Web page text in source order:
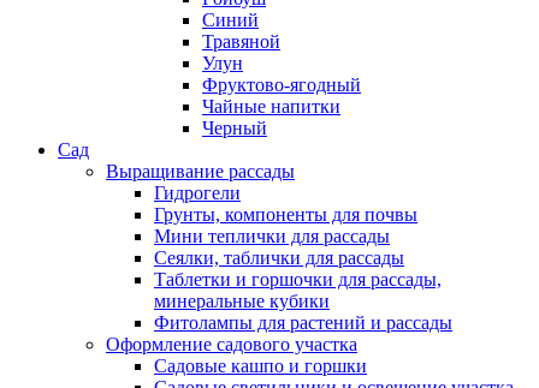
Синий
Травяной
Улун
Фруктово-ягодный
Чайные напитки
Черный
Сад
Выращивание рассады
Гидрогели
Грунты, компоненты для почвы
Мини теплички для рассады
Сеялки, таблички для рассады
Таблетки и горшочки для рассады,
минеральные кубики
Фитолампы для растений и рассады
Оформление садового участка
Садовые кашпо и горшки